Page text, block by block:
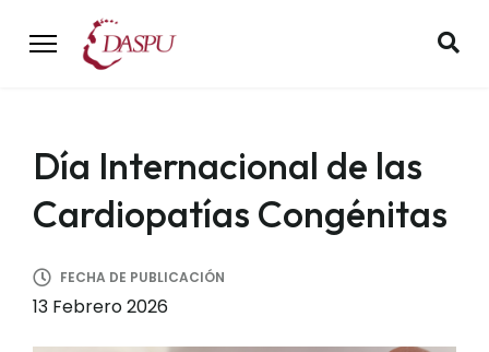
Día Internacional de las
Cardiopatías Congénitas
FECHA DE PUBLICACIÓN
13 Febrero 2026